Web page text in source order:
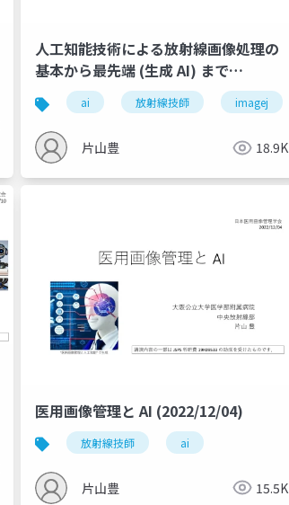
人工知能技術による放射線画像処理の
基本から最先端 (生成 AI) まで
(2024/02/15)
ai 放射線技師 imagej
片山豊 18.9K
医用画像管理と AI (2022/12/04)
放射線技師 ai
片山豊 15.5K